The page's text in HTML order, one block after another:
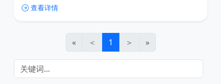
查看详情
« ＜ 1 ＞ »